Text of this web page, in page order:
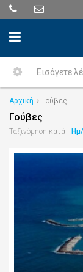
Αρχική Γούβες
Γούβες
Ταξινόμηση κατά